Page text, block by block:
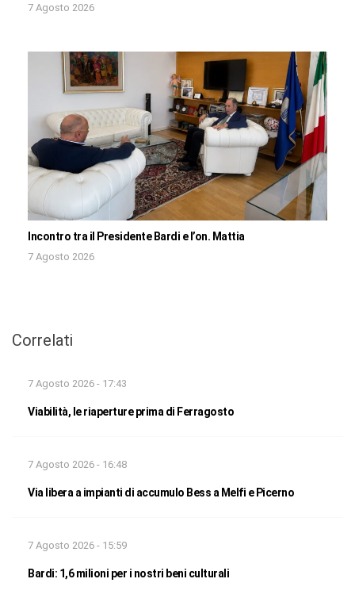
7 Agosto 2026
Incontro tra il Presidente Bardi e l’on. Mattia
7 Agosto 2026
Correlati
7 Agosto 2026 - 17:43
Viabilità, le riaperture prima di Ferragosto
7 Agosto 2026 - 16:48
Via libera a impianti di accumulo Bess a Melfi e Picerno
7 Agosto 2026 - 15:59
Bardi: 1,6 milioni per i nostri beni culturali